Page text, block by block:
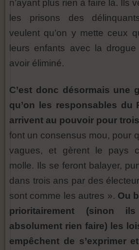
n’ayant plus rien à faire là. Ils
les prisons des
veulent qu’on y mette ceux
leurs enfants avec la
avoir éliminé.
C’est donc désormais une
qu’on les responsables du
arrivent au pouvoir pour
font un consensus mou, pour
vagues, et gèrent le pays
molle. Ils se feront balayer,
dans trois ans par des
sont comme les autres ». Ou
prioritairement (sinon
absolument rien faire) les
empêchent de s’exprimer